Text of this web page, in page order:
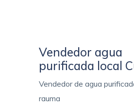
Vendedor agua
purificada local
Vendedor de agua
rauma